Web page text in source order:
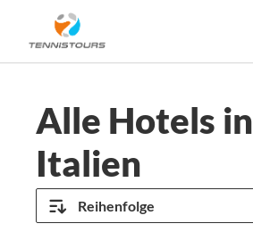
Alle Hotels in
Italien